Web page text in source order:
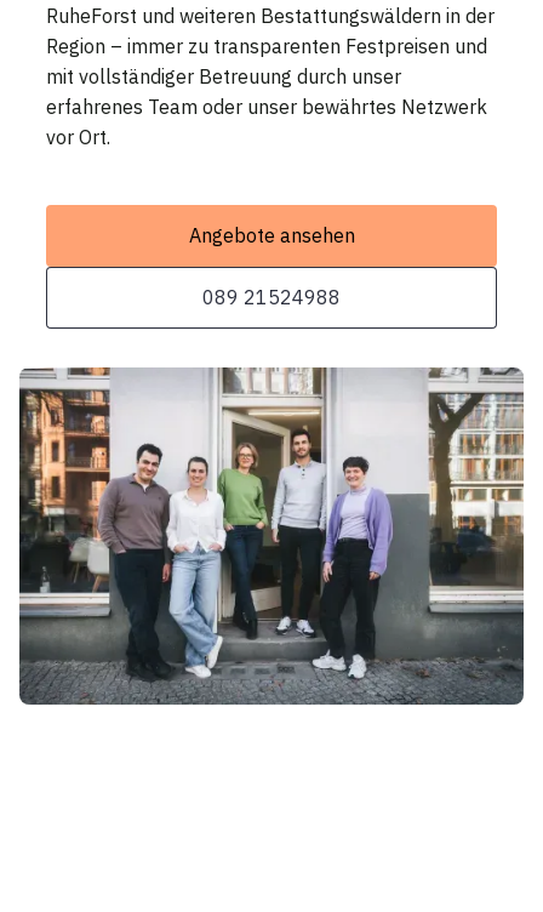
RuheForst und weiteren Bestattungswäldern in der
Region – immer zu transparenten Festpreisen und
mit vollständiger Betreuung durch unser
erfahrenes Team oder unser bewährtes Netzwerk
vor Ort.
Angebote ansehen
089 21524988